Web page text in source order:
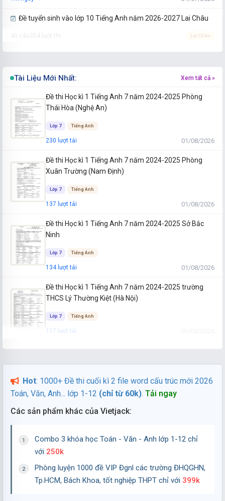
Đề tuyển sinh vào lớp 10 Tiếng Anh năm 2026-2027 Lai Châu
40 câu 354 lượt thi Lai Châu
Hòa
40 câu203 lượt thi Khánh Hòa
Thi ngay →
Đề tuyển sinh vào lớp 10 Tiếng Anh năm 2026-2027 Hưng Yên
Thi ngay → 31/07/2026
Đề tuyển sinh vào lớp 10 Tiếng Anh năm 2026-2027 Hà Tĩnh
40 câu100 lượt thi Hà Tĩnh
Tài Liệu Mới Nhất: Xem tất cả »
Đề thi Học kì 1 Tiếng Anh 7 năm 2024-2025 Phòng
Thái Hòa (Nghệ An)
Lớp 7 Tiếng Anh
230 lượt tải 01/08/2026
Đề thi Học kì 1 Tiếng Anh 7 năm 2024-2025 Phòng
Xuân Trường (Nam Định)
Lớp 7 Tiếng Anh
137 lượt tải 01/08/2026
Đề thi Học kì 1 Tiếng Anh 7 năm 2024-2025 Sở Bắc
Ninh
Lớp 7 Tiếng Anh
134 lượt tải 01/08/2026
Đề thi Học kì 1 Tiếng Anh 7 năm 2024-2025 trường
THCS Lý Thường Kiệt (Hà Nội)
Lớp 7 Tiếng Anh
117 lượt tải
Lớp 7 Tiếng Anh
100 lượt tải
Đề thi Học kì 1 Tiếng Anh 7 năm 2024-2025 trường
Lớp 7 Tiếng Anh
Đề thi Học kì 1 Tiếng Anh 7 năm 2024-2025 trường
Hot: 1000+ Đề thi cuối kì 2 file word cấu trúc mới 2026
Toán, Văn, Anh... lớp 1-12 (chỉ từ 60k). Tải ngay
Các sản phẩm khác của Vietjack:
Combo 3 khóa học Toán - Văn - Anh lớp 1-12 chỉ
với 250k
Phòng luyện 1000 đề VIP Đgnl các trường ĐHQGHN,
Tp.HCM, Bách Khoa, tốt nghiệp THPT chỉ với 399k